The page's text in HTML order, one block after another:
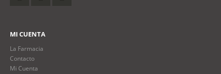
MI CUENTA
La Farmacia
Contacto
Mi Cuenta